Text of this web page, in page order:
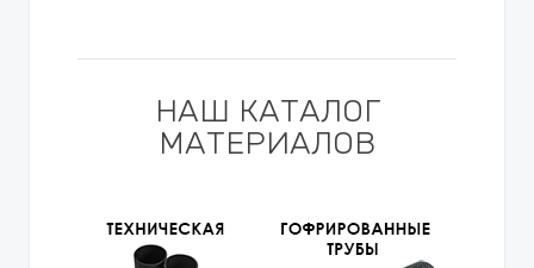
НАШ КАТАЛОГ
МАТЕРИАЛОВ